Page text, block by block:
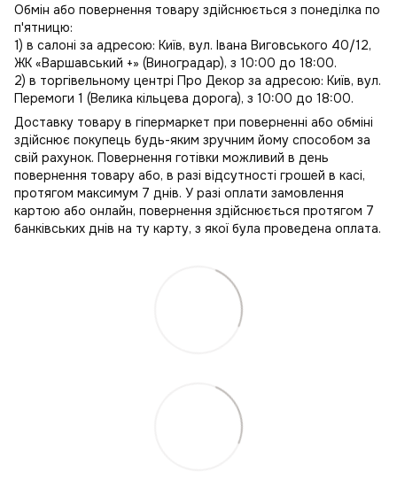
Обмін або повернення товару здійснюється з понеділка по
п'ятницю:
1) в салоні за адресою: Київ, вул. Івана Виговського 40/12,
ЖК «Варшавський +» (Виноградар), з 10:00 до 18:00.
2) в торгівельному центрі Про Декор за адресою: Київ, вул.
Перемоги 1 (Велика кільцева дорога), з 10:00 до 18:00.
Доставку товару в гіпермаркет при поверненні або обміні
здійснює покупець будь-яким зручним йому способом за
свій рахунок. Повернення готівки можливий в день
повернення товару або, в разі відсутності грошей в касі,
протягом максимум 7 днів. У разі оплати замовлення
картою або онлайн, повернення здійснюється протягом 7
банківських днів на ту карту, з якої була проведена оплата.